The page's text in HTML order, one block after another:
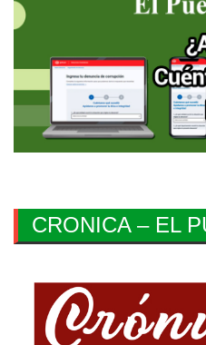
CRONICA – EL